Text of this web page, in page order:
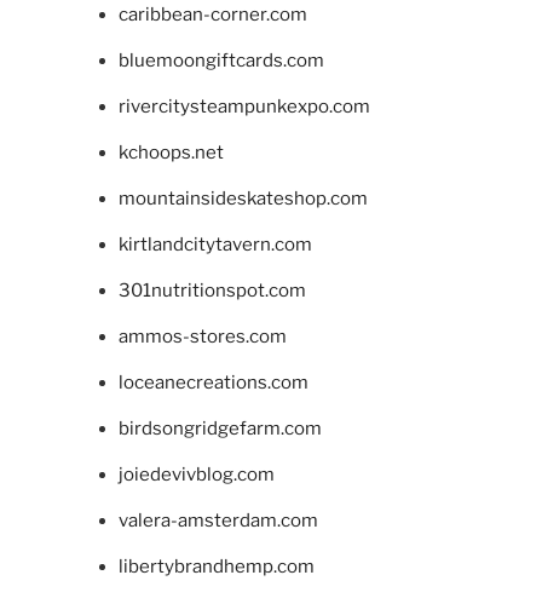
caribbean-corner.com
bluemoongiftcards.com
rivercitysteampunkexpo.com
kchoops.net
mountainsideskateshop.com
kirtlandcitytavern.com
301nutritionspot.com
ammos-stores.com
loceanecreations.com
birdsongridgefarm.com
joiedevivblog.com
valera-amsterdam.com
libertybrandhemp.com